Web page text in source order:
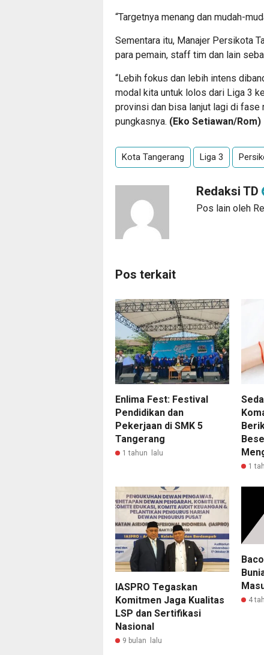
“Targetnya menang dan mudah-
Sementara itu, Manajer Persikota
para pemain, staff tim dan lain
“Lebih fokus dan lebih intens
modal kita untuk lolos dari Liga 3
provinsi dan bisa lanjut lagi di fase
pungkasnya. (Eko Setiawan/Rom)
Kota Tangerang Liga 3
Redaksi TD
Pos lain oleh
Pos terkait
Enlima Fest: Festival
Pendidikan dan
Pekerjaan di SMK 5
Tangerang
1 tahun lalu
1
IASPRO Tegaskan
Komitmen Jaga Kualitas
LSP dan Sertifikasi
Nasional
9 bulan lalu
4